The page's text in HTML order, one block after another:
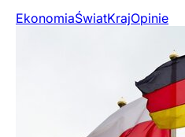
EkonomiaŚwiatKrajOpinie